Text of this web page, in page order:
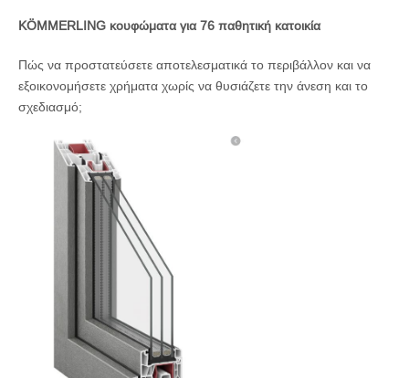
KÖMMERLING κουφώματα για 76 παθητική κατοικία
Πώς να προστατεύσετε αποτελεσματικά το περιβάλλον και να
εξοικονομήσετε χρήματα χωρίς να θυσιάζετε την άνεση και το
σχεδιασμό;